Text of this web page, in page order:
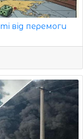
від перемоги